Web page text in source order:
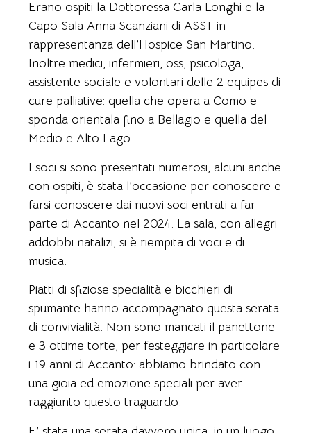
Erano ospiti la Dottoressa Carla Longhi e la
Capo Sala Anna Scanziani di ASST in
rappresentanza dell’Hospice San Martino.
Inoltre medici, infermieri, oss, psicologa,
assistente sociale e volontari delle 2 equipes di
cure palliative: quella che opera a Como e
sponda orientala fino a Bellagio e quella del
Medio e Alto Lago.
I soci si sono presentati numerosi, alcuni anche
con ospiti; è stata l’occasione per conoscere e
farsi conoscere dai nuovi soci entrati a far
parte di Accanto nel 2024. La sala, con allegri
addobbi natalizi, si è riempita di voci e di
musica.
Piatti di sfiziose specialità e bicchieri di
spumante hanno accompagnato questa serata
di convivialità. Non sono mancati il panettone
e 3 ottime torte, per festeggiare in particolare
i 19 anni di Accanto: abbiamo brindato con
una gioia ed emozione speciali per aver
raggiunto questo traguardo.